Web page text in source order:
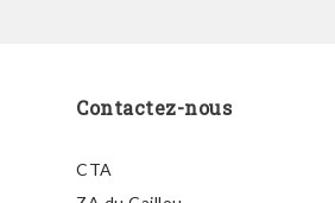
Contactez-nous
CTA